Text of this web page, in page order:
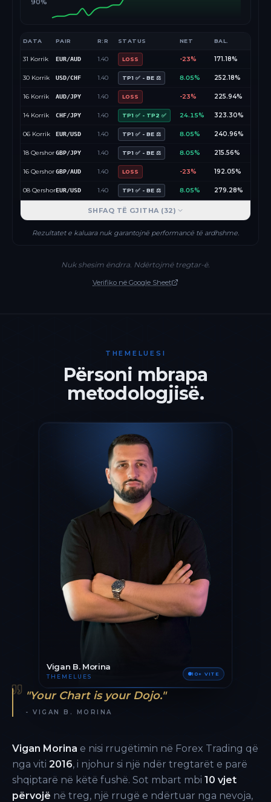
90%
DATA PAIR R:R STATUS NET BAL.
31 Korrik EUR/AUD 1.40 LOSS -23% 171.18%
30 Korrik USD/CHF 1.40 TP1 ✅ - BE ⚖️ 8.05% 252.18%
16 Korrik AUD/JPY 1.40 LOSS -23% 225.94%
14 Korrik CHF/JPY 1.40 TP1 ✅ - TP2 ✅ 24.15% 323.30%
06 Korrik EUR/USD 1.40 TP1 ✅ - BE ⚖️ 8.05% 240.96%
18 QershorGBP/JPY 1.40 TP1 ✅ - BE ⚖️ 8.05% 215.56%
16 QershorGBP/AUD 1.40 LOSS -23% 192.05%
08 QershorEUR/USD 1.40 TP1 ✅ - BE ⚖️ 8.05% 279.28%
SHFAQ TË GJITHA (32)
Rezultatet e kaluara nuk garantojnë performancë të ardhshme.
Nuk shesim ëndrra. Ndërtojmë tregtar-ë.
Verifiko në Google Sheet
THEMELUESI
Përsoni mbrapa
metodologjisë.
Vigan B. Morina
THEMELUES 10+ VITE
"Your Chart is your Dojo."
- VIGAN B. MORINA
Vigan Morina e nisi rrugëtimin në Forex Trading që
nga viti 2016, i njohur si një ndër tregtarët e parë
shqiptarë në këtë fushë. Sot mbart mbi 10 vjet
përvojë në treg, një rrugë e ndërtuar nga nevoja,